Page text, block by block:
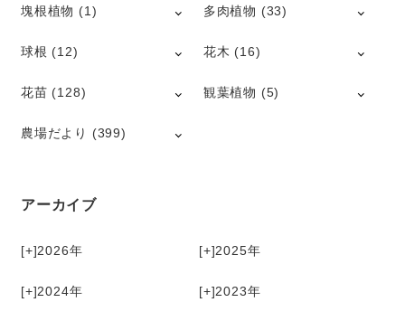
塊根植物 (1) 多肉植物 (33)
球根 (12) 花木 (16)
花苗 (128) 観葉植物 (5)
農場だより (399)
アーカイブ
[+]2026 [+]2025
[+]2024 [+]2023